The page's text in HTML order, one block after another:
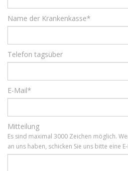
Name der Krankenkasse*
Telefon tagsüber
E-Mail*
Mitteilung
Es sind maximal 3000 Zeichen möglich.
an uns haben, schicken Sie uns bitte eine